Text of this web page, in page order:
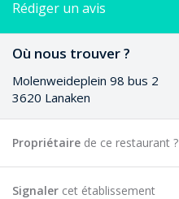
Rédiger un avis
Où nous trouver ?
Molenweideplein 98 bus 2
3620 Lanaken
Propriétaire de ce restaurant ?
Signaler cet établissement